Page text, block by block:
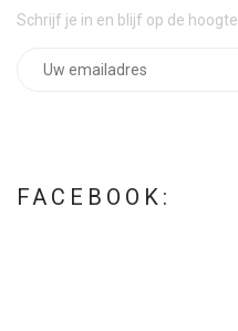
Schrijf je in en blijf op de hoogte.
FACEBOOK: